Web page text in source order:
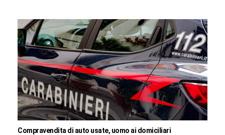
Compravendita di auto usate, uomo ai domiciliari